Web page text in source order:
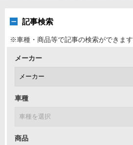
記事検索
※車種・商品等で記事の検索ができます
メーカー
車種
商品